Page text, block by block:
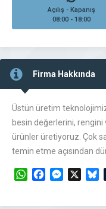
Açılış - Kapanış
08:00 - 18:00
Firma Hakkında
Üstün üretim
besin değerlerini, rengini
ürünler üretiyoruz. Çok
temin etme açısından
WhatsAppFacebook